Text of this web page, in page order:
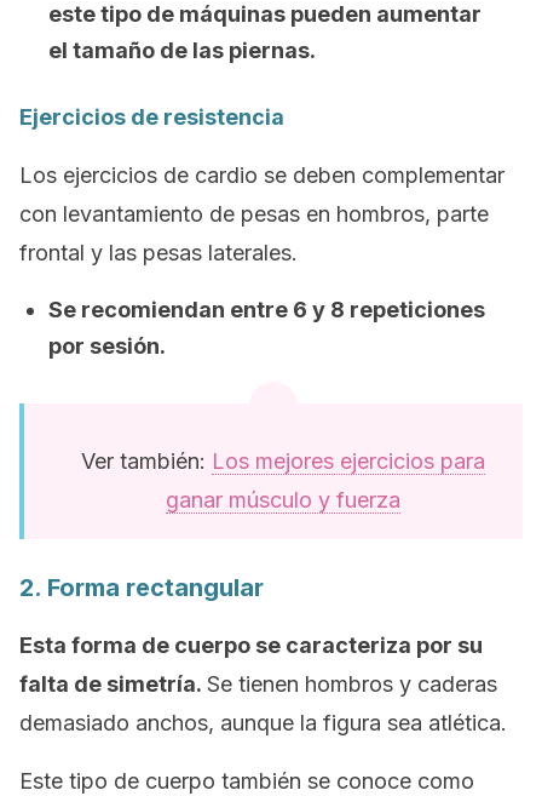
este tipo de máquinas pueden aumentar
el tamaño de las piernas.
Ejercicios de resistencia
Los ejercicios de cardio se deben complementar
con levantamiento de pesas en hombros, parte
frontal y las pesas laterales.
Se recomiendan entre 6 y 8 repeticiones
por sesión.
Ver también: Los mejores ejercicios para
ganar músculo y fuerza
2. Forma rectangular
Esta forma de cuerpo se caracteriza por su
falta de simetría. Se tienen hombros y caderas
demasiado anchos, aunque la figura sea atlética.
Este tipo de cuerpo también se conoce como